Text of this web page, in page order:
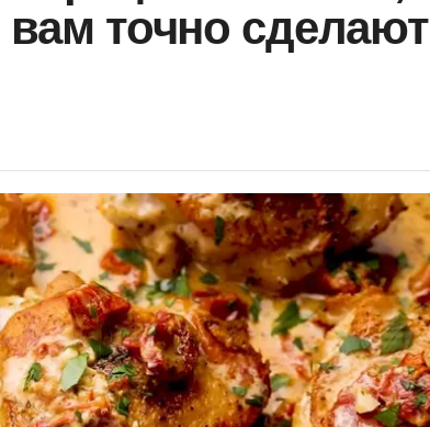
вам точно сделают